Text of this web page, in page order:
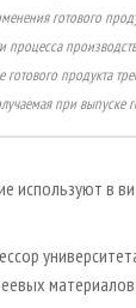
готового
процесса
готового продукта
при выпуске
используют в
материалов: